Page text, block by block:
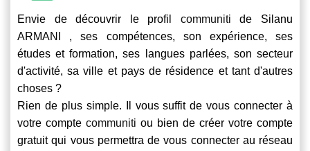
Envie de découvrir le profil communiti de Silanu
ARMANI , ses compétences, son expérience, ses
études et formation, ses langues parlées, son secteur
d'activité, sa ville et pays de résidence et tant d'autres
choses ?
Rien de plus simple. Il vous suffit de vous connecter à
votre compte communiti ou bien de créer votre compte
gratuit qui vous permettra de vous connecter au réseau